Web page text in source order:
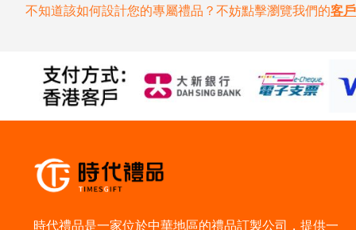
不知道該如何設計您的專屬禮品？不妨點擊瀏覽我們的客
時代禮品是一家位於中華地區的禮品訂製公司，提供一